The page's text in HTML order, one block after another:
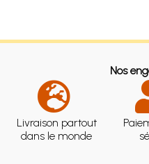
Nos
Livraison partout
dans le monde